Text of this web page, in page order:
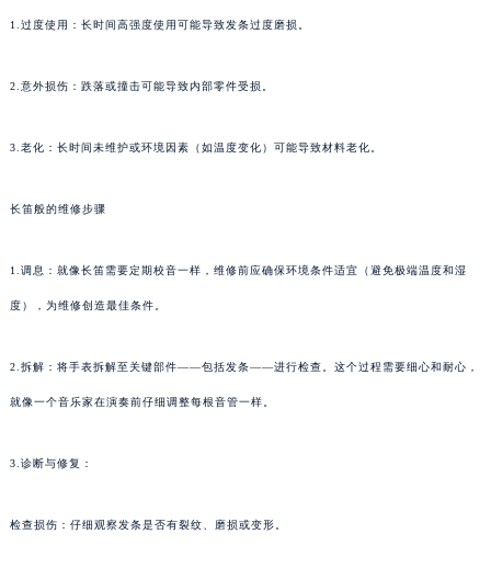
1.过度使用：长时间高强度使用可能导致发条过度磨损。
2.意外损伤：跌落或撞击可能导致内部零件受损。
3.老化：长时间未维护或环境因素（如温度变化）可能导致材料老化。
长笛般的维修步骤
1.调息：就像长笛需要定期校音一样，维修前应确保环境条件适宜（避免极端温度和湿
度），为维修创造最佳条件。
2.拆解：将手表拆解至关键部件——包括发条——进行检查。这个过程需要细心和耐心，
就像一个音乐家在演奏前仔细调整每根音管一样。
3.诊断与修复：
检查损伤：仔细观察发条是否有裂纹、磨损或变形。